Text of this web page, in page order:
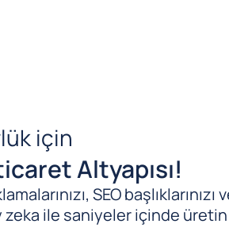
için
Altyapısı!
SEO
ile saniyeler içinde üretin